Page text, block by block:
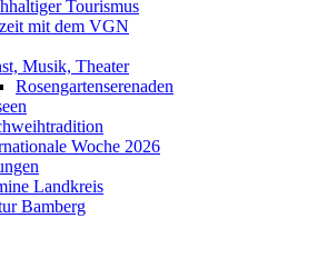
Tourismus
mit dem VGN
Musik, Theater
Rosengartenserenaden
Woche 2026
Landkreis
Bamberg